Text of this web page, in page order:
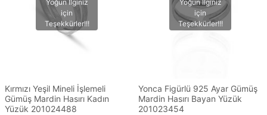
Kırmızı Yeşil Mineli İşlemeli
Gümüş Mardin Hasırı Kadın
Yüzük 201024488
Yonca Figürlü 925 Ayar Gümüş
Mardin Hasırı Bayan Yüzük
201023454